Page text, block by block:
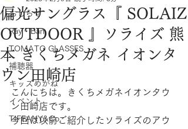
おしらせ
Ray・Ban
TOMATO GLASSES
補聴器
キッズめがね
イベント
TIFFANY&Co.
偏光サングラス『 SOLAIZ
OUTDOOR 』ソライズ 熊
本 きくちメガネ イオンタ
ウン田崎店
こんにちは。きくちメガネイオンタウ
ン田崎店です。
今回は以前ご紹介したソライズのアウ